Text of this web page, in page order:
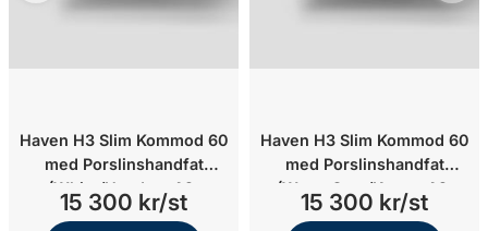
Haven H3 Slim Kommod 60
med Porslinshandfat
(White/Handtag A2.
05/Mässing)
15 300 kr/st
Haven H3 Slim Kommod 60
med Porslinshandfat
(Warm Grey/Knopp A2.
01/Mässing)
15 300 kr/st